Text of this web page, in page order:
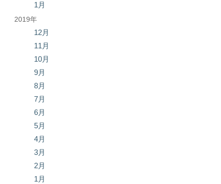
1月
2019年
12月
11月
10月
9月
8月
7月
6月
5月
4月
3月
2月
1月